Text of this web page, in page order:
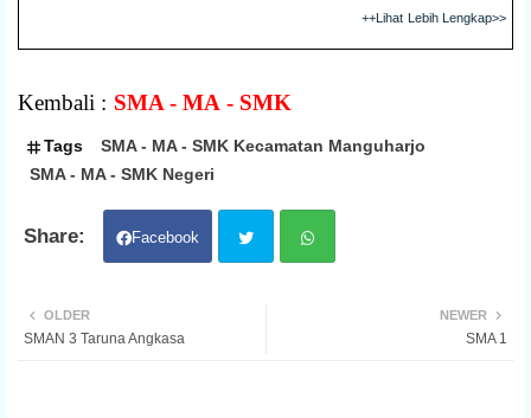
++Lihat Lebih Lengkap>>
Kembali : SMA - MA - SMK
Tags
SMA - MA - SMK Kecamatan Manguharjo
SMA - MA - SMK Negeri
Facebook
NEWER
SMA 1
OLDER
SMAN 3 Taruna Angkasa